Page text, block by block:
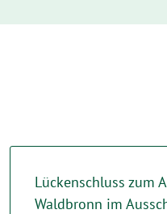
Lückenschluss zum
Waldbronn im